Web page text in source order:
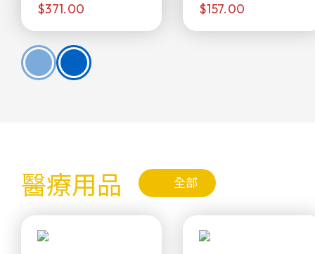
$371.00 $157.00
醫療用品 全部